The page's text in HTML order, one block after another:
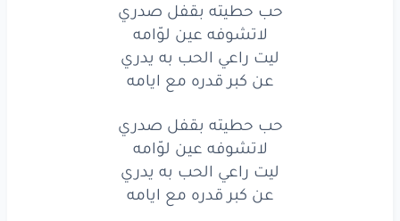
لاتشوفه عينلوّامه
ليتراعيالحب بهيدري
كبرقدره مع
صوتهليشذى
التمسفي الدمواعظامه
حب حطيته بقفل صدري
لاتشوفه عين لوّامه
ليت راعي الحب به يدري
عن كبر قدره مع ايامه
حب حطيته بقفل صدري
لاتشوفه عين لوّامه
ليت راعي الحب به يدري
عن كبر قدره مع ايامه